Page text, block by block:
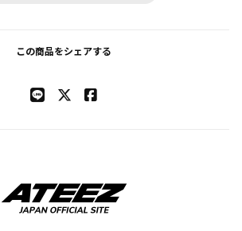
この商品をシェアする